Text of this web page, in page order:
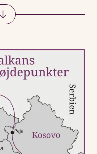
og dybeste søer
Skopje, hvor vi
hvor vi besøger
serbisk-
og besøger den
for Ivo Andrics
til Sarajevo, som er